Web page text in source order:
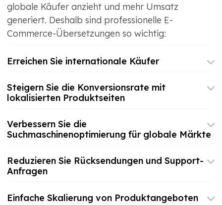
globale Käufer anzieht und mehr Umsatz
generiert. Deshalb sind professionelle E-
Commerce-Übersetzungen so wichtig:
Erreichen Sie internationale Käufer
Steigern Sie die Konversionsrate mit
lokalisierten Produktseiten
Verbessern Sie die
Suchmaschinenoptimierung für globale Märkte
Reduzieren Sie Rücksendungen und Support-
Anfragen
Einfache Skalierung von Produktangeboten